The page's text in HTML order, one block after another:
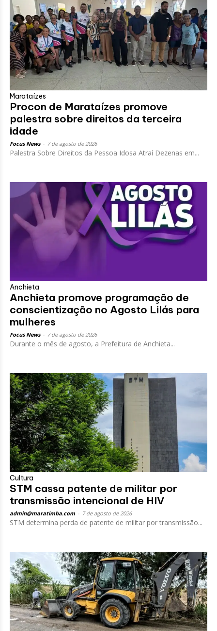
Marataízes
Procon de Marataízes promove
palestra sobre direitos da terceira
idade
Focus News 7 de agosto de 2026
Palestra Sobre Direitos da Pessoa Idosa Atraí Dezenas em...
Anchieta
Anchieta promove programação de
conscientização no Agosto Lilás para
mulheres
Focus News 7 de agosto de 2026
Durante o mês de agosto, a Prefeitura de Anchieta...
Cultura
STM cassa patente de militar por
transmissão intencional de HIV
admin@maratimba.com 7 de agosto de 2026
STM determina perda de patente de militar por transmissão...